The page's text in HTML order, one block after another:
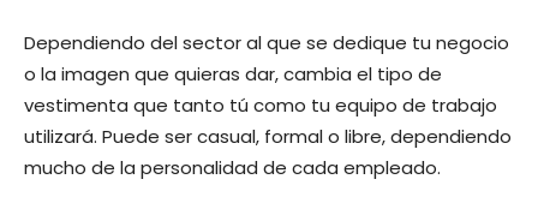
Dependiendo del sector al que se dedique tu negocio
o la imagen que quieras dar, cambia el tipo de
vestimenta que tanto tú como tu equipo de trabajo
utilizará. Puede ser casual, formal o libre, dependiendo
mucho de la personalidad de cada empleado.